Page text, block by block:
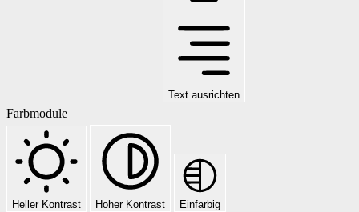
Text ausrichten
Farbmodule
Heller Kontrast Hoher Kontrast Einfarbig